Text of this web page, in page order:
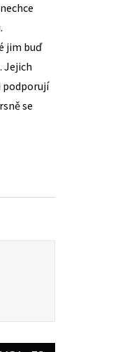
jim buď
Jejich
podporují
se